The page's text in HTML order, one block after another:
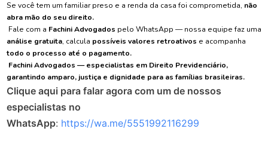
Se você tem um familiar preso e a renda da casa foi comprometida, não
abra mão do seu direito.
Fale com a Fachini Advogados pelo WhatsApp — nossa equipe faz uma
análise gratuita, calcula possíveis valores retroativos e acompanha
todo o processo até o pagamento.
Fachini Advogados — especialistas em Direito Previdenciário,
garantindo amparo, justiça e dignidade para as famílias brasileiras.
Clique aqui para falar agora com um de nossos
especialistas no
WhatsApp: https://wa.me/5551992116299